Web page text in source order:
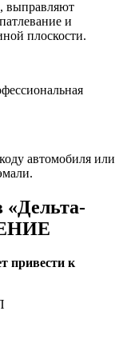
выправляют
и
плоскости.
автомобиля или
привести к